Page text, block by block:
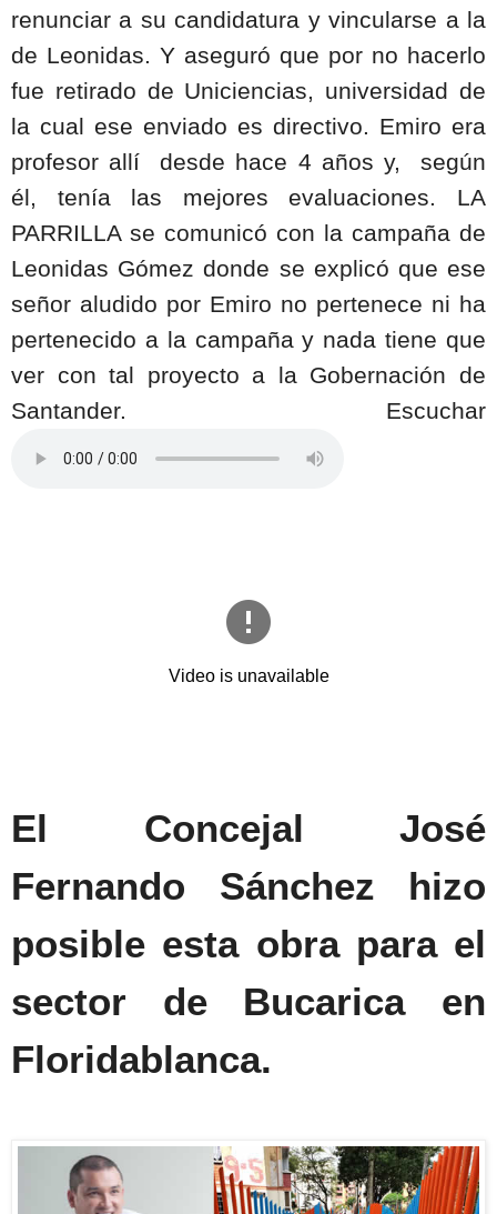
renunciar a su candidatura y vincularse a la
de Leonidas. Y aseguró que por no hacerlo
fue retirado de Uniciencias, universidad de
la cual ese enviado es directivo. Emiro era
profesor allí
desde hace 4 años y,
según
él, tenía las mejores evaluaciones. LA
PARRILLA se comunicó con la campaña de
Leonidas Gómez donde se explicó que ese
señor aludido por Emiro no pertenece ni ha
pertenecido a la campaña y nada tiene que
ver con tal proyecto a la Gobernación de
Santander. Escuchar
El Concejal José
Fernando Sánchez hizo
posible esta obra para el
sector de Bucarica en
Floridablanca.